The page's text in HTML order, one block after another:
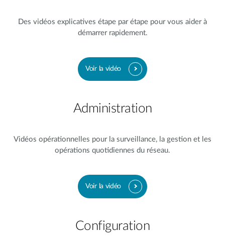
Des vidéos explicatives étape par étape pour vous aider à
démarrer rapidement.
Voir la vidéo
Administration
Vidéos opérationnelles pour la surveillance, la gestion et les
opérations quotidiennes du réseau.
Voir la vidéo
Configuration